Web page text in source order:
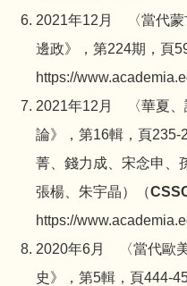
2021年12月 〈當代蒙
邊政》，第224期，頁
https://
2021年12月 〈華夏、
論》，第16輯，頁235-
菁、錢力成、宋念申、
張楊、朱宇晶）（
https://
2020年6月 〈當代歐
史》，第5輯，頁444-